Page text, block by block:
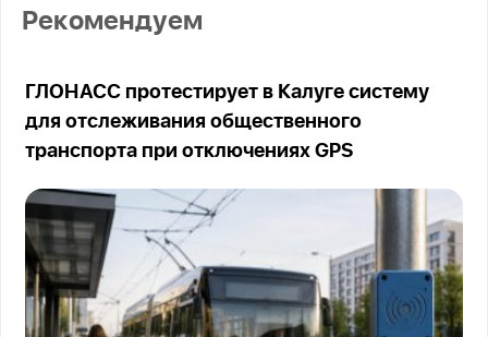
Рекомендуем
ГЛОНАСС протестирует в Калуге систему
для отслеживания общественного
транспорта при отключениях GPS